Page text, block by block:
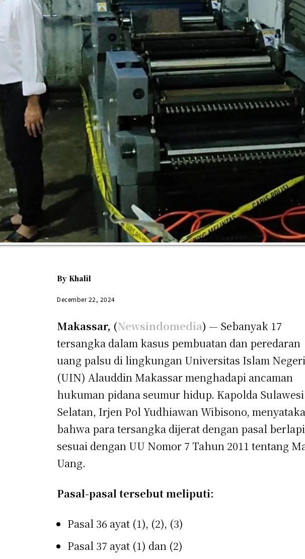
By Khalil
December 22, 2024
Makassar, (Newsindomedia) — Sebanyak 17
tersangka dalam kasus pembuatan dan peredaran
uang palsu di lingkungan Universitas Islam Negeri
(UIN) Alauddin Makassar menghadapi ancaman
hukuman pidana seumur hidup. Kapolda Sulawesi
Selatan, Irjen Pol Yudhiawan Wibisono,
bahwa para tersangka dijerat dengan pasal
sesuai dengan UU Nomor 7 Tahun 2011 tentang
Uang.
Pasal-pasal tersebut meliputi:
Pasal 36 ayat (1), (2), (3)
Pasal 37 ayat (1) dan (2)